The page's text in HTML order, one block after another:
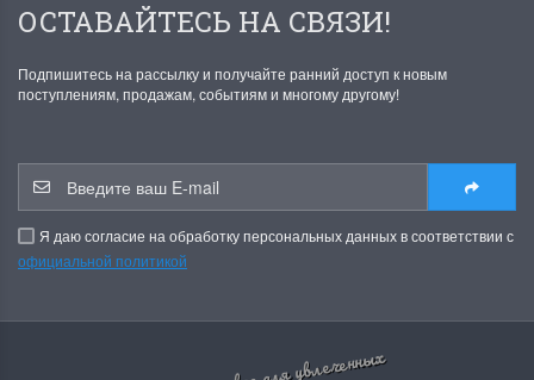
ОСТАВАЙТЕСЬ НА СВЯЗИ!
Подпишитесь на рассылку и получайте ранний доступ к новым
поступлениям, продажам, событиям и многому другому!
Я даю согласие на обработку персональных данных в соответствии с
официальной политикой
все для увлеченных